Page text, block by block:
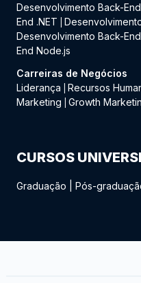
Desenvolvimento Back-
End .NET
Desenvolvimento Back-
End Node.js
Carreiras de Negócios
Liderança
Recursos
Marketing
Growth
CURSOS
Graduação Pós-